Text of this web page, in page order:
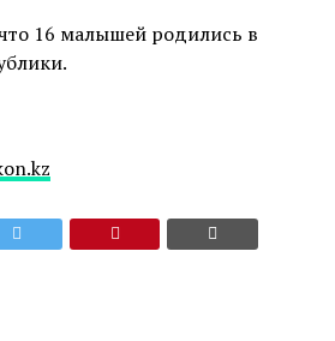
16 малышей родились в